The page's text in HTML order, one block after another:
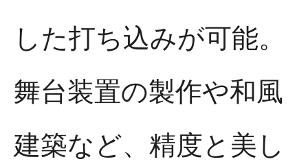
した打ち込みが可能。
舞台装置の製作や和風
建築など、精度と美し